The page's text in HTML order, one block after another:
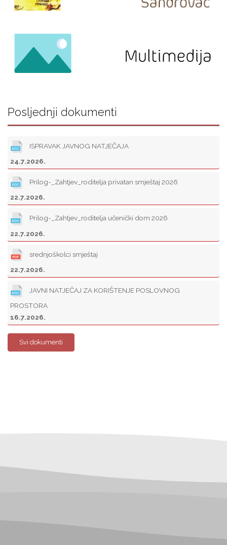
Posljednji dokumenti
ISPRAVAK JAVNOG NATJEČAJA
24.7.2026.
Prilog-_Zahtjev_roditelja privatan smještaj 2026
22.7.2026.
Prilog-_Zahtjev_roditelja učenički dom 2026
22.7.2026.
srednjoškolci smještaj
22.7.2026.
JAVNI NATJEČAJ ZA KORIŠTENJE POSLOVNOG
PROSTORA
16.7.2026.
Svi dokumenti